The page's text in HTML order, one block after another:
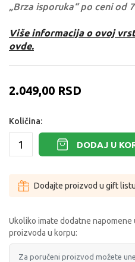
„Brza isporuka“ po ceni od
Više informacija o ovoj
ovde.
2.049,00 RSD
Količina:
DODAJ U
Dodajte proizvod u gift listu
Ukoliko imate dodatne
proizvoda u korpu: